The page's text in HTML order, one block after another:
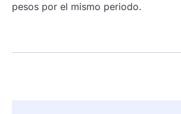
pesos por el mismo periodo.